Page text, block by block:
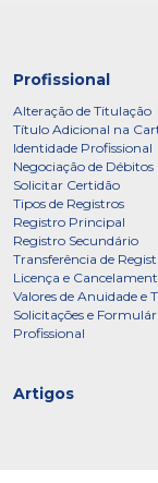
Profissional
Alteração de Titulação
Título Adicional na
Identidade Profissional
Negociação de Débitos
Solicitar Certidão
Tipos de Registros
Registro Principal
Registro Secundário
Transferência de
Licença e
Valores de Anuidade e
Solicitações e
Profissional
Artigos